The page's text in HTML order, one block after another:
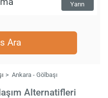
Yarın
Ara
Ankara - Gölbaşı
Alternatifleri